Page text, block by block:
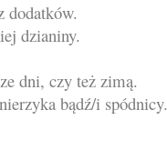
dodatków.
dzianiny.
dni, czy też zimą.
bądź/i spódnicy.